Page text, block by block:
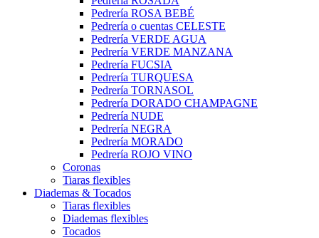
Pedrería ROSA BEBÉ
Pedrería o cuentas CELESTE
Pedrería VERDE AGUA
Pedrería VERDE MANZANA
Pedrería FUCSIA
Pedrería TURQUESA
Pedrería TORNASOL
Pedrería DORADO CHAMPAGNE
Pedrería NUDE
Pedrería NEGRA
Pedrería MORADO
Pedrería ROJO VINO
Coronas
Tiaras flexibles
Diademas & Tocados
Tiaras flexibles
Diademas flexibles
Tocados